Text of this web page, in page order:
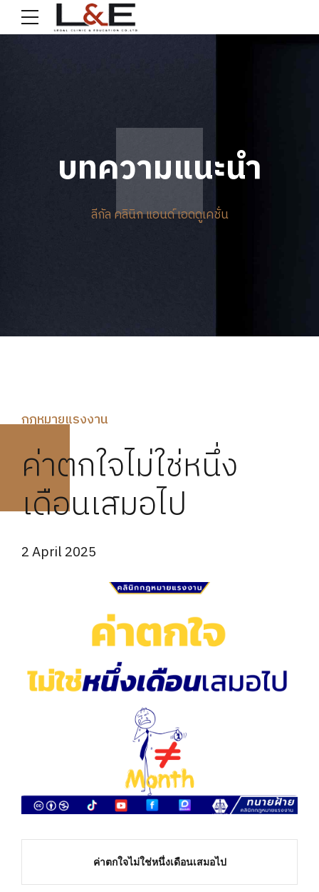
บทความแนะนำ
ลีกัล คลินิก แอนด์ เอดดูเคชั่น
กฏหมายแรงงาน
ค่าตกใจไม่ใช่หนึ่ง
เดือนเสมอไป
2 April 2025
ค่าตกใจไม่ใช่หนึ่งเดือนเสมอไป